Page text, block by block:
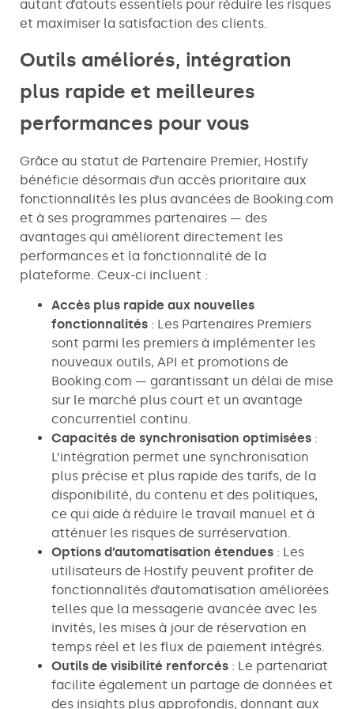
autant d’atouts essentiels pour réduire les risques
et maximiser la satisfaction des clients.
Outils améliorés, intégration
plus rapide et meilleures
performances pour vous
Grâce au statut de Partenaire Premier, Hostify
bénéficie désormais d’un accès prioritaire aux
fonctionnalités les plus avancées de Booking.com
et à ses programmes partenaires — des
avantages qui améliorent directement les
performances et la fonctionnalité de la
plateforme. Ceux-ci incluent :
Accès plus rapide aux nouvelles
fonctionnalités : Les Partenaires Premiers
sont parmi les premiers à implémenter les
nouveaux outils, API et promotions de
Booking.com — garantissant un délai de mise
sur le marché plus court et un avantage
concurrentiel continu.
Capacités de synchronisation optimisées :
L’intégration permet une synchronisation
plus précise et plus rapide des tarifs, de la
disponibilité, du contenu et des politiques,
ce qui aide à réduire le travail manuel et à
atténuer les risques de surréservation.
Options d’automatisation étendues : Les
utilisateurs de Hostify peuvent profiter de
fonctionnalités d’automatisation améliorées
telles que la messagerie avancée avec les
invités, les mises à jour de réservation en
temps réel et les flux de paiement intégrés.
Outils de visibilité renforcés : Le partenariat
facilite également un partage de données et
des insights plus approfondis, donnant aux